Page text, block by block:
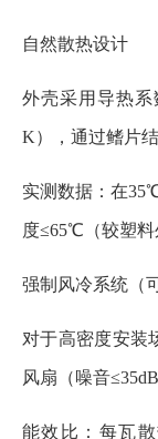
自然散热设计
外壳采用导热系
K），通过鳍片
实测数据：在
度≤65℃（较塑料
强制风冷系统（
对于高密度安装
风扇（噪音
能效比：每瓦